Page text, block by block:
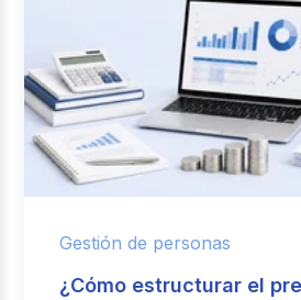
Gestión de personas
¿Cómo estructurar el